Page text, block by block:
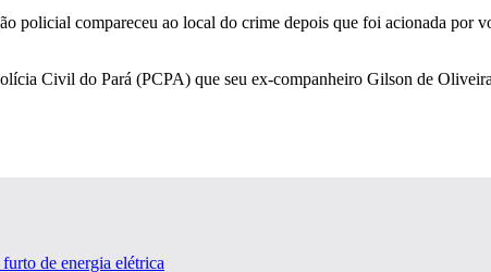
policial compareceu ao local do crime depois que foi acionada por
Civil do Pará (PCPA) que seu ex-companheiro Gilson de
de energia elétrica